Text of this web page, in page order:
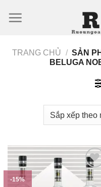
qua
dungTRANG CHỦ / SẢN
BELUGA
-15%